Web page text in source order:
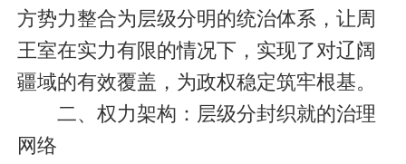
方势力整合为层级分明的统治体系，让周
王室在实力有限的情况下，实现了对辽阔
疆域的有效覆盖，为政权稳定筑牢根基。
二、权力架构：层级分封织就的治理
网络